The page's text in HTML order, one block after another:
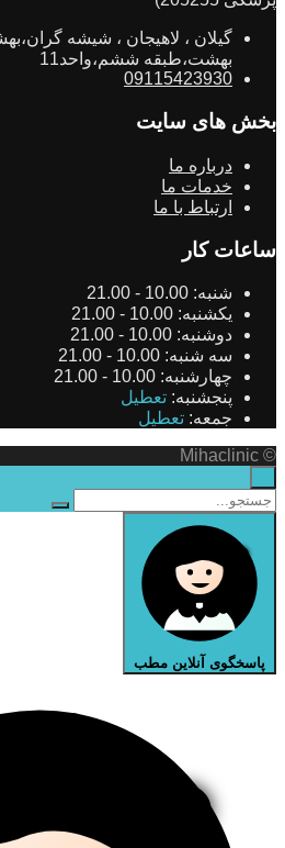
بهشت،طبقه ششم،واحد11
09115423930
بخش های سایت
درباره ما
خدمات ما
ارتباط با ما
ساعات کار
شنبه: 10.00 - 21.00
یکشنبه: 10.00 - 21.00
دوشنبه: 10.00 - 21.00
سه شنبه: 10.00 - 21.00
چهارشنبه: 10.00 - 21.00
پنجشنبه: تعطیل
جمعه: تعطیل
© Mihaclinic
پاسخگوی آنلاین مطب